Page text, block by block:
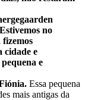
Estivemos no
cidade e
e
Essa pequena
mais antigas da